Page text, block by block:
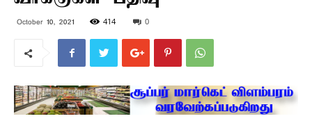
October 10, 2021 414 0